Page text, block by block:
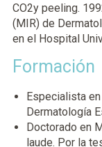
CO2y peeling.
(MIR) de
en el Hospital
Formación
Especialista
Dermatología
Doctorado en
laude. Por la